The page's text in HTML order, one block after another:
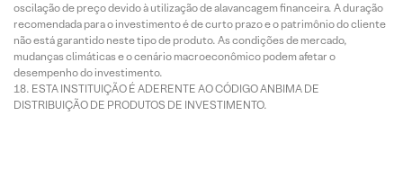
oscilação de preço devido à utilização de alavancagem financeira. A duração
recomendada para o investimento é de curto prazo e o patrimônio do cliente
não está garantido neste tipo de produto. As condições de mercado,
mudanças climáticas e o cenário macroeconômico podem afetar o
desempenho do investimento.
ESTA INSTITUIÇÃO É ADERENTE AO CÓDIGO ANBIMA DE
DISTRIBUIÇÃO DE PRODUTOS DE INVESTIMENTO.